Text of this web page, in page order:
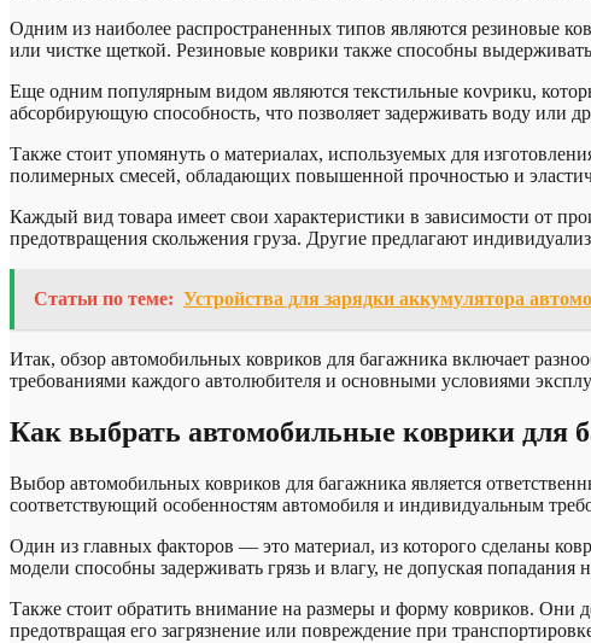
Одним из наиболее распространенных типов являются резиновые
или чистке щеткой. Резиновые коврики также способны
Еще одним популярным видом являются текстильные кovpикu,
абсорбирующую способность, что позволяет задерживать воду или
Также стоит упомянуть о материалах, используемых для
полимерных смесей, обладающих повышенной прочностью и
Каждый вид товара имеет свои характеристики в зависимости от
предотвращения скольжения груза. Другие предлагают
Статьи по теме: Устройства для зарядки аккумулятора
Итак, обзор автомобильных ковриков для багажника включает
требованиями каждого автолюбителя и основными условиями
Как выбрать автомобильные коврики для
Выбор автомобильных ковриков для багажника является
соответствующий особенностям автомобиля и индивидуальным
Один из главных факторов — это материал, из которого сделаны
модели способны задерживать грязь и влагу, не допуская попадания
Также стоит обратить внимание на размеры и форму ковриков. Они
предотвращая его загрязнение или повреждение при